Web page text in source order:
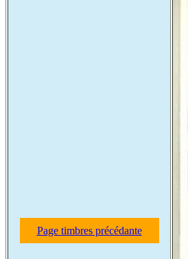
Page timbres précédante